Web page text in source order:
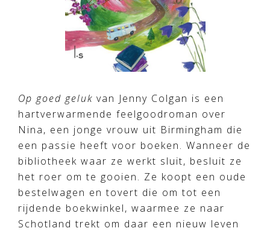
Op goed geluk van Jenny Colgan is een
hartverwarmende feelgoodroman over
Nina, een jonge vrouw uit Birmingham die
een passie heeft voor boeken. Wanneer de
bibliotheek waar ze werkt sluit, besluit ze
het roer om te gooien. Ze koopt een oude
bestelwagen en tovert die om tot een
rijdende boekwinkel, waarmee ze naar
Schotland trekt om daar een nieuw leven